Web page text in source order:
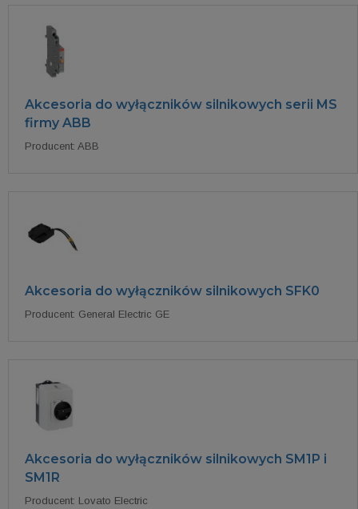
Akcesoria do wyłączników silnikowych serii MS
firmy ABB
Producent: ABB
Akcesoria do wyłączników silnikowych SFK0
Producent: General Electric GE
Akcesoria do wyłączników silnikowych SM1P i
SM1R
Producent: Lovato Electric